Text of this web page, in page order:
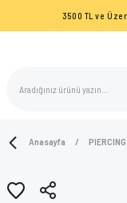
3500 TL ve
Anasayfa PIERCING